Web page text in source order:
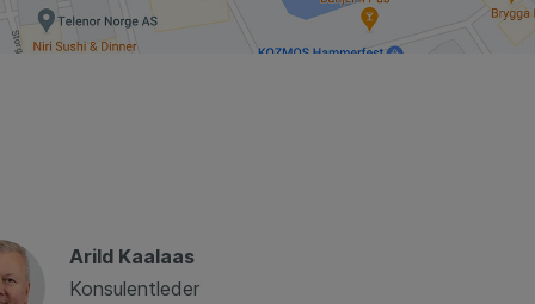
Arild Kaalaas
Konsulentleder